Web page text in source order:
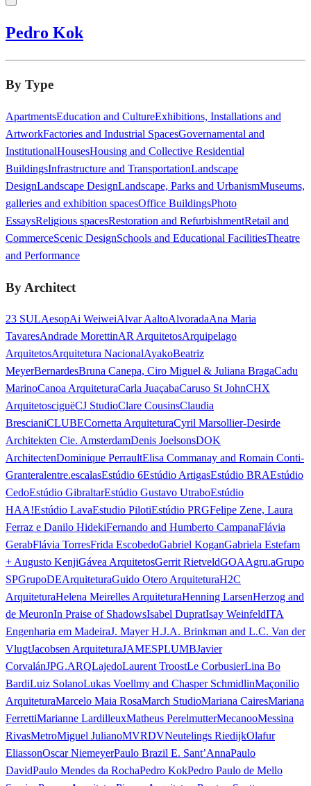
Pedro Kok
By Type
ApartmentsEducation and CultureExhibitions, Installations and
ArtworkFactories and Industrial SpacesGovernamental and
InstitutionalHousesHousing and Collective Residential
BuildingsInfrastructure and TransportationLandscape
DesignLandscape DesignLandscape, Parks and UrbanismMuseums,
galleries and exhibition spacesOffice BuildingsPhoto
EssaysReligious spacesRestoration and RefurbishmentRetail and
CommerceScenic DesignSchools and Educational FacilitiesTheatre
and Performance
By Architect
23 SULAesopAi WeiweiAlvar AaltoAlvoradaAna Maria
TavaresAndrade MorettinAR ArquitetosArquipelago
ArquitetosArquitetura NacionalAyakoBeatriz
MeyerBernardesBruna Canepa, Ciro Miguel & Juliana BragaCadu
MarinoCanoa ArquiteturaCarla JuaçabaCaruso St JohnCHX
ArquitetosciguëCJ StudioClare CousinsClaudia
BrescianiCLUBECornetta ArquiteturaCyril Marsollier-Desirde
Architekten Cie. AmsterdamDenis JoelsonsDOK
ArchitectenDominique PerraultElisa Commanay and Romain Conti-
Granteralentre.escalasEstúdio 6Estúdio ArtigasEstúdio BRAEstúdio
CedoEstúdio GibraltarEstúdio Gustavo UtraboEstúdio
HAA!Estúdio LavaEstudio PilotiEstúdio PRGFelipe Zene, Laura
Ferraz e Danilo HidekiFernando and Humberto CampanaFlávia
GerabFlávia TorresFrida EscobedoGabriel KoganGabriela Estefam
+ Augusto KenjiGávea ArquitetosGerrit RietveldGOAAgru.aGrupo
SPGrupoDEArquiteturaGuido Otero ArquiteturaH2C
ArquiteturaHelena Meirelles ArquiteturaHenning LarsenHerzog and
de MeuronIn Praise of ShadowsIsabel DupratIsay WeinfeldITA
Engenharia em MadeiraJ. Mayer H.J.A. Brinkman and L.C. Van der
VlugtJacobsen ArquiteturaJAMESPLUMBJavier
CorvalánJPG.ARQLajedoLaurent TroostLe CorbusierLina Bo
BardiLuiz SolanoLukas Voellmy and Chasper SchmidlinMaçonilio
ArquiteturaMarcelo Maia RosaMarch StudioMariana CairesMariana
FerrettiMarianne LardilleuxMatheus PerelmutterMecanooMessina
RivasMetroMiguel JulianoMVRDVNeutelings RiedijkOlafur
EliassonOscar NiemeyerPaulo Brazil E. Sant’AnnaPaulo
DavidPaulo Mendes da RochaPedro KokPedro Paulo de Mello